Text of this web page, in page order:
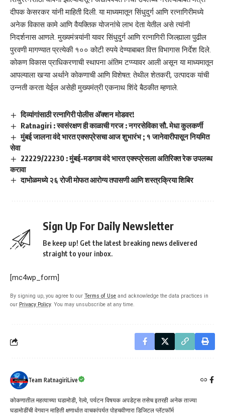
दीपक केसरकर यांनी माहिती दिली. या माध्यमातून सिंधुदुर्ग आणि रत्नागिरीमध्ये
अनेक विकास कामे आणि वैयक्तिक योजनांचे लाभ देता येतील असे त्यांनी
निदर्शनास आणले. मुख्यमंत्र्यांनी यावर सिंधुदुर्ग आणि रत्नागिरी जिल्ह्याला पुढील
पुरवणी मागण्यात प्रत्येकी १०० कोटी रुपये देण्याबाबत वित्त विभागास निर्देश दिले.
कोकण विकास प्राधिकरणाची स्थापना अंतिम टप्प्यावर आली असून या माध्यमातून
आपल्याला खऱ्या अर्थाने कोकणाची आणि विशेषत: तेथील शेतकरी, उत्पादक यांची
उन्नती करता येईल असेही मुख्यमंत्री एकनाथ शिंदे बैठकीत म्हणाले.
दिव्यांगांसाठी रत्नागिरी पोलीस अ‍ॅक्शन मोडवर!
Ratnagiri : स्वसंरक्षण ही काळाची गरज : नगरसेविका सौ. मेधा कुलकर्णी
मुंबई जालना वंदे भारत एक्सप्रेसचा आज शुभारंभ ; १ जानेवारीपासून नियमित
सेवा
22229/22230 : मुंबई-मडगाव वंदे भारत एक्स्प्रेसला अतिरिक्त रेक उपलब्ध
करावा
दाभोळमध्ये २६ रोजी मोफत आरोग्य तपासणी आणि शस्त्रक्रिया शिबिर
Sign Up For Daily Newsletter
Be keep up! Get the latest breaking news delivered
straight to your inbox.
[mc4wp_form]
By signing up, you agree to our Terms of Use and acknowledge the data practices in
our Privacy Policy. You may unsubscribe at any time.
Team RatnagiriLive
कोकणातील महत्वाच्या घडामोडी, रेल्वे, पर्यटन विषयक अपडेट्स तसेच इतरही अनेक ताज्या
घडामोडींची वेगवान माहिती क्षणार्धात वाचकांपर्यत पोहचवीणारा डिजिटल प्लॅटफॉर्म